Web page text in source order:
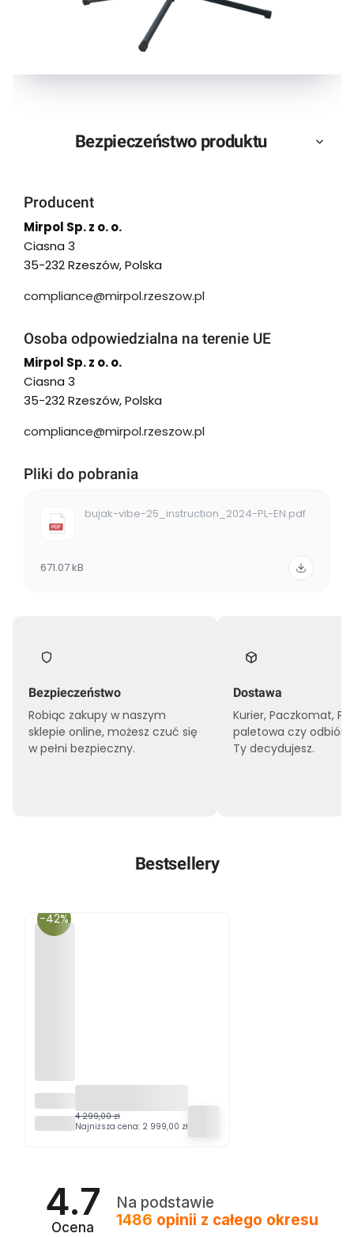
Bezpieczeństwo produktu
Producent
Mirpol Sp. z o. o.
Ciasna 3
35-232 Rzeszów, Polska
compliance@mirpol.rzeszow.pl
Osoba odpowiedzialna na terenie UE
Mirpol Sp. z o. o.
Ciasna 3
35-232 Rzeszów, Polska
compliance@mirpol.rzeszow.pl
Pliki do pobrania
bujak-vibe-25_instruction_2024-PL-EN.pdf
671.07 kB
Bezpieczeństwo
Robiąc zakupy w naszym
sklepie online, możesz czuć się
w pełni bezpieczny.
Dostawa
Kurier, Paczkomat,
paletowa czy odbiór
Ty decydujesz.
Bestsellery
W
NIANY
CH
NAPA
DLA 6
ESTI&ESTA®4 299,00 zł
-42%
Najniższa cena: 2 999,00 zł
4.7
Ocena
Na podstawie
1486 opinii z całego okresu